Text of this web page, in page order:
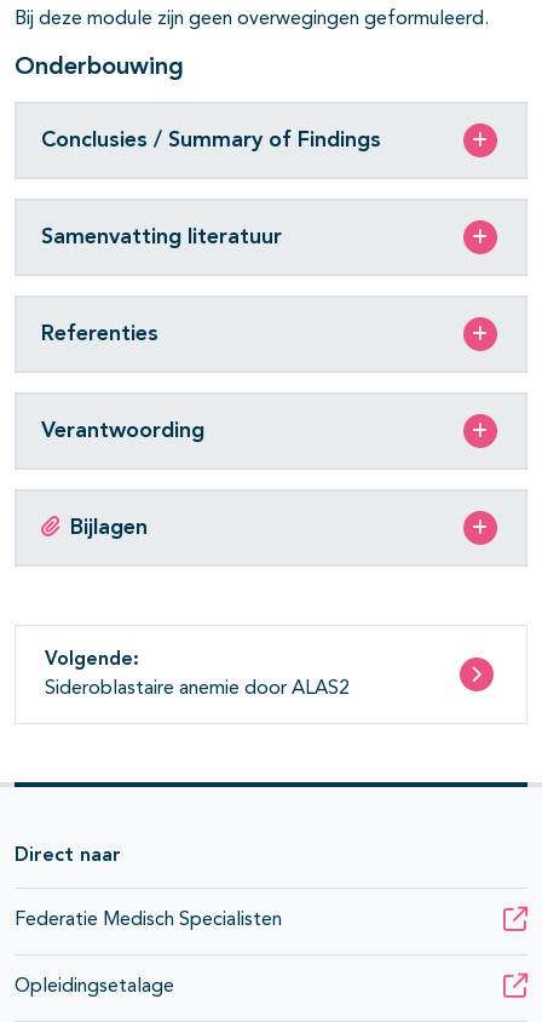
Bij deze module zijn geen overwegingen geformuleerd.
Onderbouwing
Conclusies / Summary of Findings
Samenvatting literatuur
Referenties
Verantwoording
Bijlagen
Volgende:
Sideroblastaire anemie door ALAS2
Direct naar
Federatie Medisch Specialisten
Opleidingsetalage